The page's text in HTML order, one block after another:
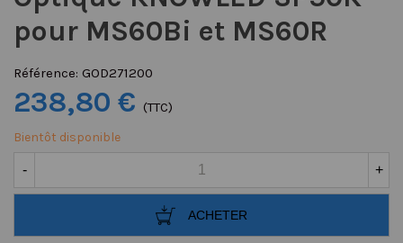
pour MS60Bi et MS60R
Référence: GOD271200
238,80 € (TTC)
Bientôt disponible
- +
ACHETER